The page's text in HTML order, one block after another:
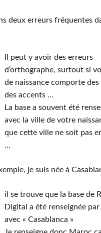
deux erreurs fréquentes
Il peut y avoir des erreurs
d’orthographe, surtout si
de naissance comporte
des accents …
La base a souvent été
avec la ville de votre
que cette ville ne soit pas
…
je suis née à
il se trouve que la base de
Digital a été renseignée
avec « Casablanca »